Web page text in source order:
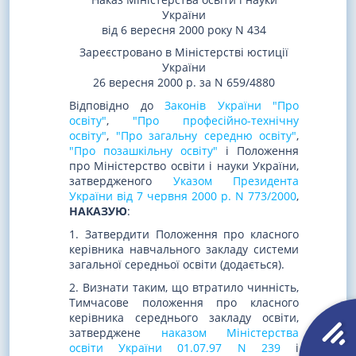
України
від 6 вересня 2000 року N 434
Зареєстровано в Міністерстві юстиції
України
26 вересня 2000 р. за N 659/4880
Відповідно до Законів України "Про
освіту", "Про професійно-технічну
освіту", "Про загальну середню освіту",
"Про позашкільну освіту" і Положення
про Міністерство освіти і науки України,
затвердженого Указом Президента
України від 7 червня 2000 р. N 773/2000,
НАКАЗУЮ:
1. Затвердити Положення про класного
керівника навчального закладу системи
загальної середньої освіти (додається).
2. Визнати таким, що втратило чинність,
Тимчасове положення про класного
керівника середнього закладу освіти,
затверджене наказом Міністерства
освіти України 01.07.97 N 239і